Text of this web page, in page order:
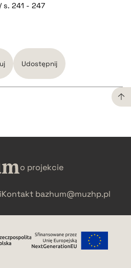
s. 241 - 247
Udostępnij
o projekcie
Kontakt bazhum@muzhp.pl